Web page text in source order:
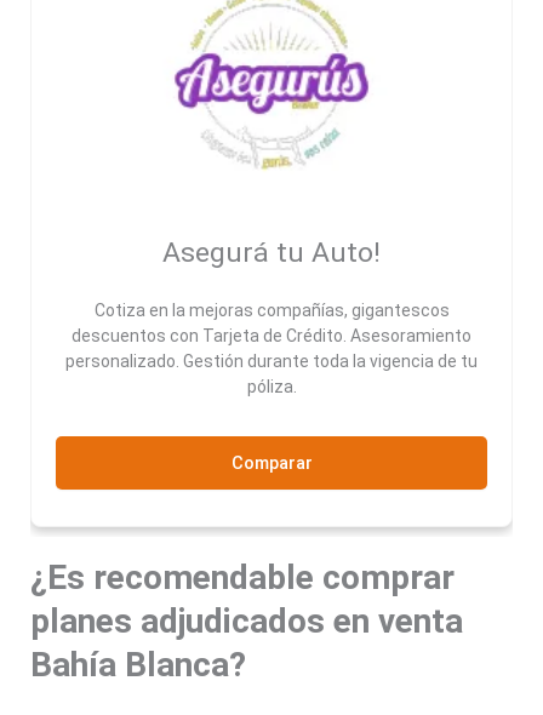
Asegurá tu Auto!
Cotiza en la mejoras compañías, gigantescos
descuentos con Tarjeta de Crédito. Asesoramiento
personalizado. Gestión durante toda la vigencia de tu
póliza.
Comparar
¿Es recomendable comprar
planes adjudicados en venta
Bahía Blanca?